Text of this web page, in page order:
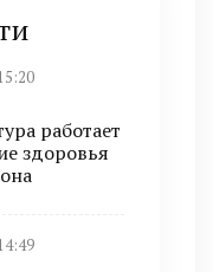
работает
здоровья